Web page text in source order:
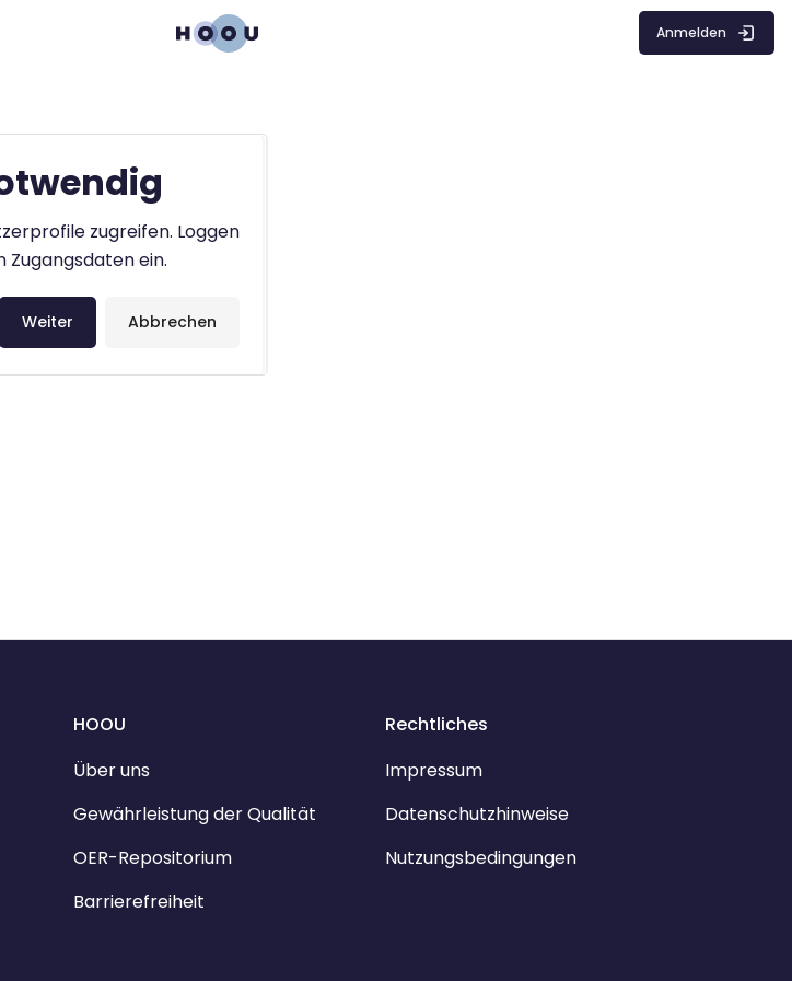
Anmelden
zugreifen. Loggen
Zugangsdaten ein.
Abbrechen
Weiter
HOOU
Über uns
Gewährleistung der Qualität
OER-Repositorium
Barrierefreiheit
Rechtliches
Impressum
Datenschutzhinweise
Nutzungsbedingungen